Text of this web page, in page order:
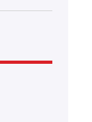
novca pod
od glasa
škakljivo,